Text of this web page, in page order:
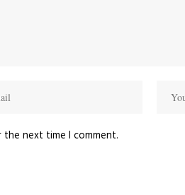
the next time I comment.